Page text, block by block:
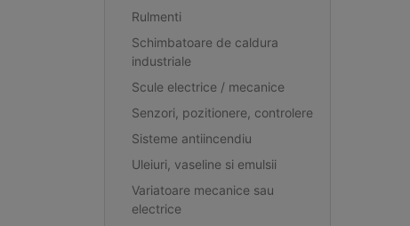
Rulmenti
Schimbatoare de caldura
industriale
Scule electrice / mecanice
Senzori, pozitionere, controlere
Sisteme antiincendiu
Uleiuri, vaseline si emulsii
Variatoare mecanice sau
electrice